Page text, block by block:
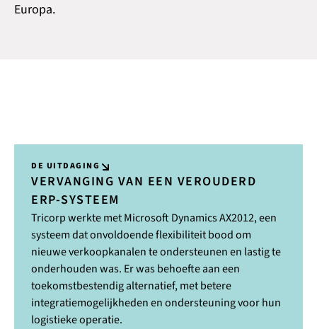
Europa.
DE UITDAGING
VERVANGING VAN EEN VEROUDERD
ERP-SYSTEEM
Tricorp werkte met Microsoft Dynamics AX2012, een
systeem dat onvoldoende flexibiliteit bood om
nieuwe verkoopkanalen te ondersteunen en lastig te
onderhouden was. Er was behoefte aan een
toekomstbestendig alternatief, met betere
integratiemogelijkheden en ondersteuning voor hun
logistieke operatie.